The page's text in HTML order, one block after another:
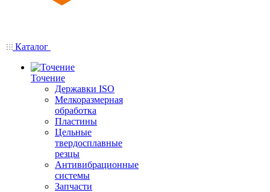
Каталог
Точение
Державки ISO
Мелкоразмерная
обработка
Пластины
Цельные
твердосплавные
резцы
Антивибрационные
системы
Запчасти